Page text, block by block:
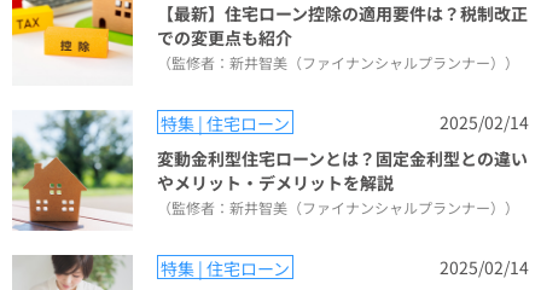
【最新】住宅ローン控除の適用要件は？税制改正
での変更点も紹介
（監修者：新井智美（ファイナンシャルプランナー））
特集 | 住宅ローン
2025/02/14
変動金利型住宅ローンとは？固定金利型との違い
やメリット・デメリットを解説
（監修者：新井智美（ファイナンシャルプランナー））
特集 | 住宅ローン
2025/02/14